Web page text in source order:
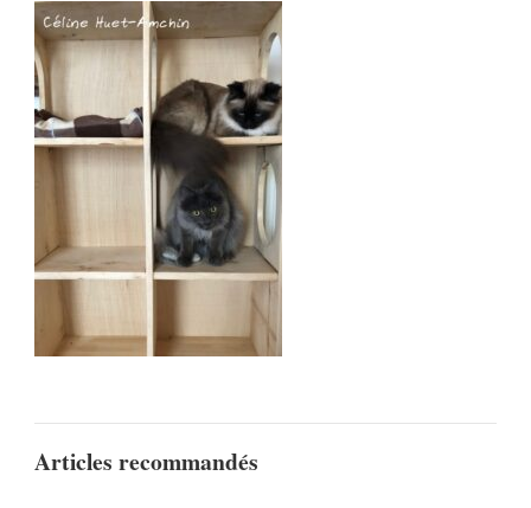
TOUT
BIEN
(QUELQUE
PART
ENTRE
QUELQUES
PLANCHES
DE
CHA-
PIN)»
Articles recommandés